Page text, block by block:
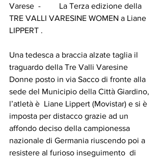
Varese  -         La Terza edizione della
TRE VALLI VARESINE WOMEN a Liane
LIPPERT .
Una tedesca a braccia alzate taglia il
traguardo della Tre Valli Varesine
Donne posto in via Sacco di fronte alla
sede del Municipio della Città Giardino,
l’atletà è  Liane Lippert (Movistar) e si è
imposta per distacco grazie ad un
affondo deciso della campionessa
nazionale di Germania riuscendo poi a
resistere al furioso inseguimento  di